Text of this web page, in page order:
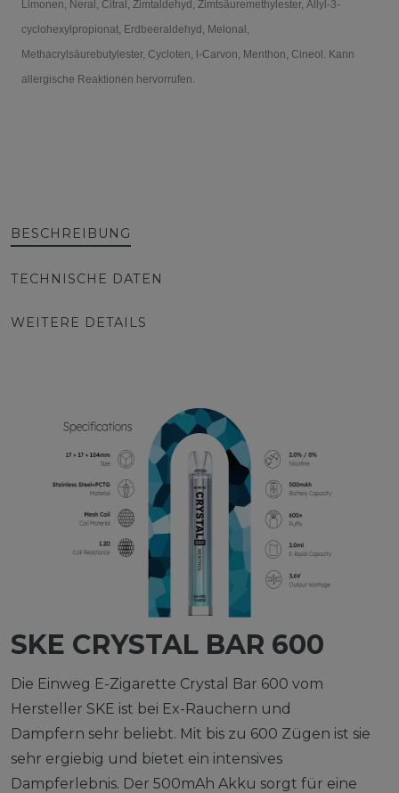
Limonen, Neral, Citral, Zimtaldehyd, Zimtsäuremethylester, Allyl-3-
cyclohexylpropionat, Erdbeeraldehyd, Melonal,
Methacrylsäurebutylester, Cycloten, l-Carvon, Menthon, Cineol. Kann
allergische Reaktionen hervorrufen.
BESCHREIBUNG
TECHNISCHE DATEN
WEITERE DETAILS
SKE CRYSTAL BAR 600
Die Einweg E-Zigarette Crystal Bar 600 vom
Hersteller SKE ist bei Ex-Rauchern und
Dampfern sehr beliebt. Mit bis zu 600 Zügen ist sie
sehr ergiebig und bietet ein intensives
Dampferlebnis. Der 500mAh Akku sorgt für eine